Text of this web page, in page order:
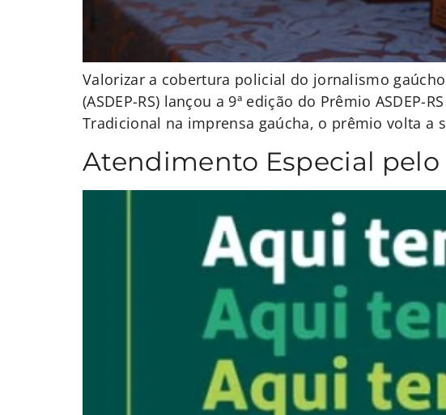
Valorizar a cobertura policial do jornalismo
(ASDEP-RS) lançou a 9ª edição do Prêmio
Tradicional na imprensa gaúcha, o prêmio volta
Atendimento Especial